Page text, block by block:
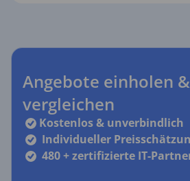
Angebote einholen
vergleichen
Kostenlos & unverbindlich
Individueller
480 + zertifizierte IT-